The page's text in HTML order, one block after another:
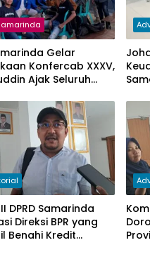
Gelar
Konfercab XXXV,
Ajak Seluruh
DPRD Samarinda
Direksi BPR yang
Benahi Kredit